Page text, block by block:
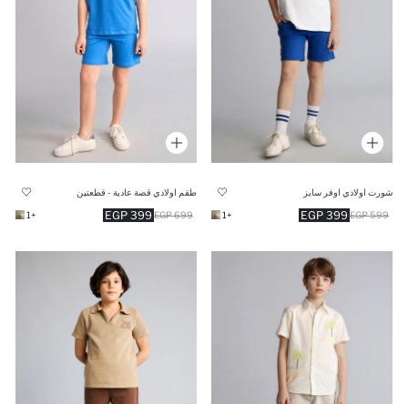
شورت اولادي اوفر سايز
399 EGP 599 EGP
+1
طقم اولادي قصة عادية - قطعتين
399 EGP 699 EGP
+1